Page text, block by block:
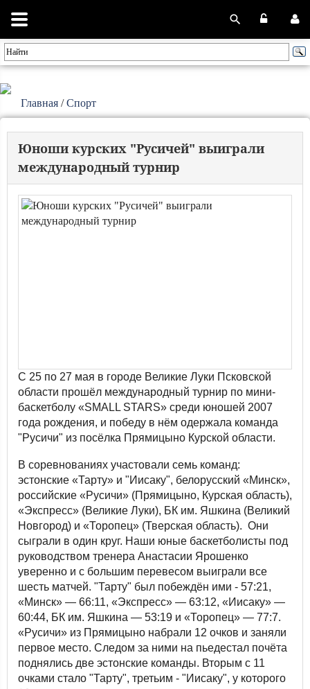
Главная /Спорт
Юноши курских "Русичей" выиграли
международный турнир
С 25 по 27 мая в городе Великие Луки Псковской
области прошёл международный турнир по мини-
баскетболу «SMALL STARS» среди юношей 2007
года рождения, и победу в нём одержала команда
"Русичи" из посёлка Прямицыно Курской области.
В соревнованиях участовали семь команд:
эстонские «Тарту» и "Иисаку", белорусский «Минск»,
российские «Русичи» (Прямицыно, Курская область),
«Экспресс» (Великие Луки), БК им. Яшкина (Великий
Новгород) и «Торопец» (Тверская область). Они
сыграли в один круг. Наши юные баскетболисты под
руководством тренера Анастасии Ярошенко
уверенно и с большим перевесом выиграли все
шесть матчей. "Тарту" был побеждён ими - 57:21,
«Минск» — 66:11, «Экспресс» — 63:12, «Иисаку» —
60:44, БК им. Яшкина — 53:19 и «Торопец» — 77:7.
«Русичи» из Прямицыно набрали 12 очков и заняли
первое место. Следом за ними на пьедестал почёта
поднялись две эстонские команды. Вторым с 11
очками стало "Тарту", третьим - "Иисаку", у которого